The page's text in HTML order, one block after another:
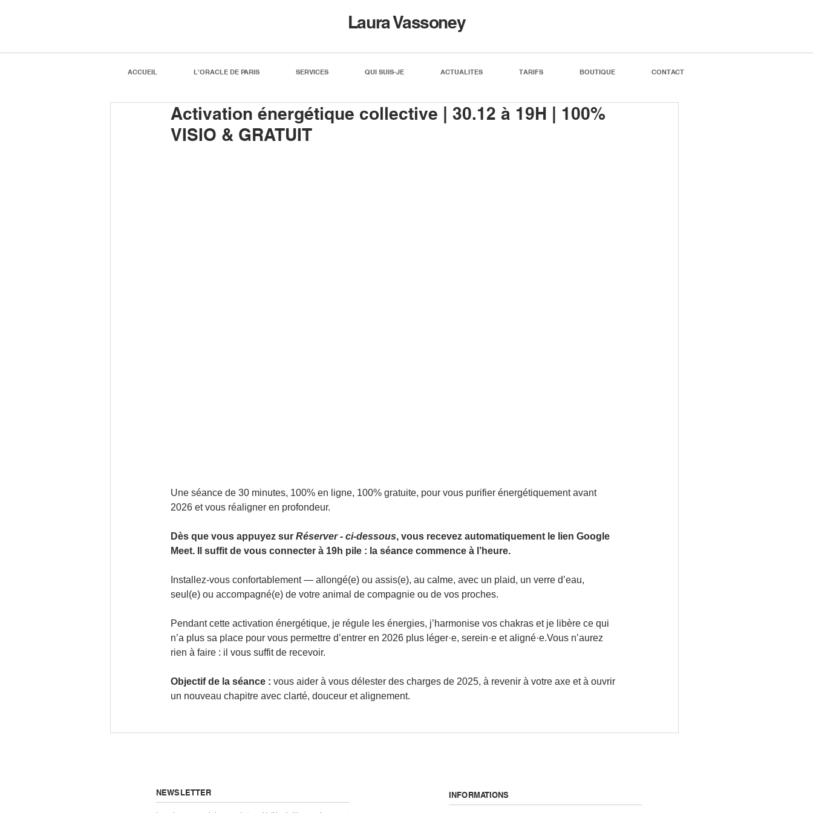
Laura Vassoney
ACCUEIL L'ORACLE DE PARIS SERVICES QUI SUIS-JE ACTUALITES TARIFS BOUTIQUE CONTACT
Activation énergétique collective | 30.12 à 19H | 100%
VISIO & GRATUIT
Une séance de 30 minutes, 100% en ligne, 100% gratuite, pour vous purifier énergétiquement avant
2026 et vous réaligner en profondeur.
Dès que vous appuyez sur Réserver - ci-dessous, vous recevez automatiquement le lien Google
Meet. Il suffit de vous connecter à 19h pile : la séance commence à l’heure.
Installez-vous confortablement — allongé(e) ou assis(e), au calme, avec un plaid, un verre d’eau,
seul(e) ou accompagné(e) de votre animal de compagnie ou de vos proches.
Pendant cette activation énergétique, je régule les énergies, j’harmonise vos chakras et je libère ce qui
n’a plus sa place pour vous permettre d’entrer en 2026 plus léger·e, serein·e et aligné·e.Vous n’aurez
rien à faire : il vous suffit de recevoir.
Objectif de la séance : vous aider à vous délester des charges de 2025, à revenir à votre axe et à ouvrir
un nouveau chapitre avec clarté, douceur et alignement.
NEWSLETTER INFORMATIONS